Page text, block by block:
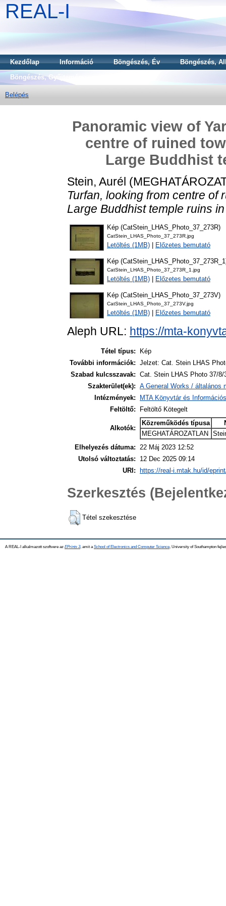
REAL-I
Kezdőlap Információ Böngészés, Év
Böngészés,
Böngészés, Gyűjtemény
Belépés
Panoramic view of
centre of ruined
Large Buddhist
Stein, Aurél
Turfan, looking from centre of
Large Buddhist temple ruins
Kép (CatStein_LHAS_Photo_37_273R)
CatStein_LHAS_Photo_37_273R.jpg
Letöltés (1MB) Előzetes bemutató
Kép
CatStein_LHAS_Photo_37_273R_1.jpg
Letöltés (1MB) Előzetes bemutató
Kép (CatStein_LHAS_Photo_37_273V)
CatStein_LHAS_Photo_37_273V.jpg
Letöltés (1MB) Előzetes bemutató
Aleph URL: https://mta-
Tétel típus:
Kép
További információk: Jelzet: Cat. Stein LHAS
Szabad kulcsszavak: Cat. Stein LHAS Photo 37/8/
Szakterület(ek): A General Works / általános
Intézmények:
MTA Könyvtár és
Feltöltő:
Feltöltő Kötegelt
Alkotók:
Közreműködés típusa
MEGHATÁROZATLAN
Elhelyezés dátuma: 22 Máj 2023 12:52
Utolsó változtatás:
12 Dec 2025 09:14
URI:
https://real-i.mtak.hu/id/
Szerkesztés
Tétel szekesztése
A REAL-I alkalmazott szoftvere az EPrints 3, amit a School of Electronics and Computer Science , University of Southampton